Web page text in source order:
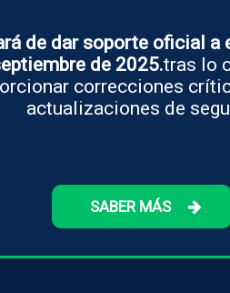
de Privacidad en
web, usted, el consumidor,
previamente cada vez que
SABER MÁS
de dar soporte oficial a
de 2025.tras lo
correcciones
actualizaciones de